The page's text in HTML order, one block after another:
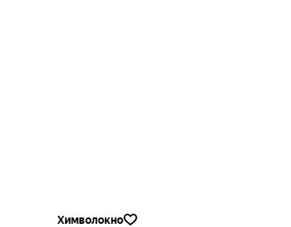
Химволокно